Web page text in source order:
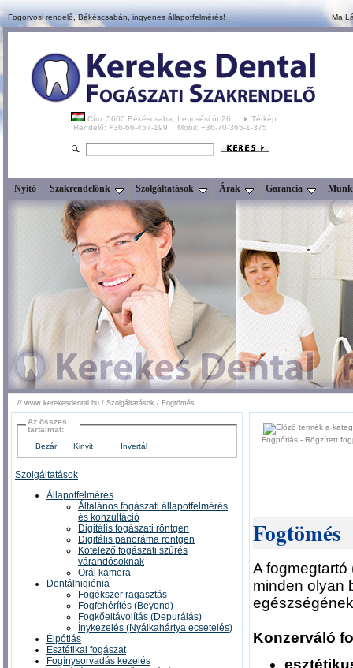
Fogorvosi rendelő, Békéscsabán, ingyenes állapotfelmérés! Ma
Cím: 5600 Békéscsaba, Lencsési út 26.
Térkép
Rendelő: +36-66-457-199 Mobil: +36-70-365-1-375
Nyitó Szakrendelőnk Szolgáltatások Árak Garancia
// www.kerekesdental.hu / Szolgáltatások / Fogtömés
Az összes
tartalmat:
Bezár
Kinyit Invertál
Szolgáltatások
Állapotfelmérés
Általános fogászati állapotfelmérés
és konzultáció
Digitális fogászati röntgen
Digitális panoráma röntgen
Kötelező fogászati szűrés
várandósoknak
Orál kamera
Dentálhigiénia
Fogékszer ragasztás
Fogfehérítés (Beyond)
Fogkőeltávolítás (Depurálás)
Ínykezelés (Nyálkahártya ecsetelés)
Élpótlás
Esztétikai fogászat
Fogínysorvadás kezelés
Fogpótlás - Rögzített
Fogtömés
A
minden olyan
Konzerváló